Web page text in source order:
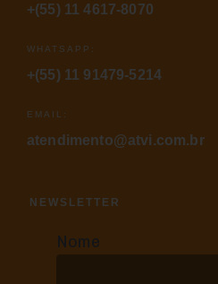
+(55) 11 4617-8070
WHATSAPP:
+(55) 11 91479-5214
EMAIL:
atendimento@atvi.com.br
NEWSLETTER
Nome